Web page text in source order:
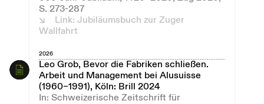
S. 273-287
Link: Jubiläumsbuch zur Zuger
Wallfahrt
2026
Leo Grob, Bevor die Fabriken schließen.
Arbeit und Management bei Alusuisse
(1960–1991), Köln: Brill 2024
In: Schweizerische Zeitschrift für